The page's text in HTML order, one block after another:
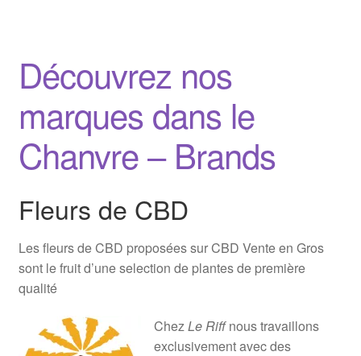
Découvrez nos
marques dans le
Chanvre – Brands
Fleurs de CBD
Les fleurs de CBD proposées sur CBD Vente en Gros
sont le fruit d’une selection de plantes de première
qualité
ChezLe Riffnous travaillons
exclusivement avec des